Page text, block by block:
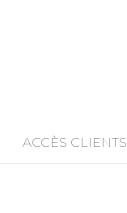
ACCÈS CLIENTS